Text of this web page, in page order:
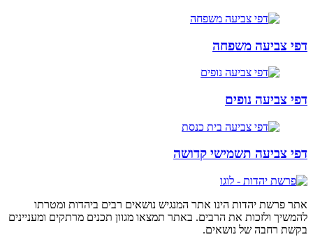
דפי צביעה משפחה
דפי צביעה נופים
דפי צביעה תשמישי קדושה
אתר פרשת יהדות הינו אתר המנגיש נושאים רבים ביהדות ומטרתו
להמשיך ולזכות את הרבים. באתר תמצאו מגוון תכנים מרתקים ומעניינים
בקשת רחבה של נושאים.